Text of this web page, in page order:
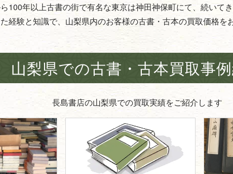
100年以上古書の街で有名な東京は神田神保町にて、続いてき
経験と知識で、山梨県内のお客様の古書・古本の買取価格を
山梨県での古書・古本買取事
長島書店の山梨県での買取実績をご紹介します